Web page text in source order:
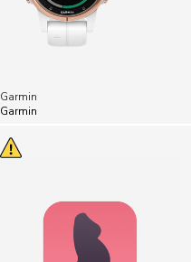
Garmin
Garmin